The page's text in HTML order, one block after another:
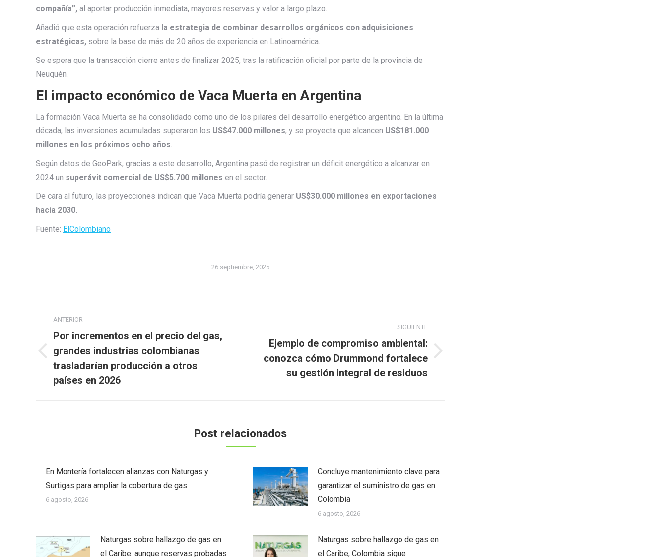
compañía”, al aportar producción inmediata, mayores reservas y valor a largo plazo.
Añadió que esta operación refuerza la estrategia de combinar desarrollos orgánicos con adquisiciones
estratégicas, sobre la base de más de 20 años de experiencia en Latinoamérica.
Se espera que la transacción cierre antes de finalizar 2025, tras la ratificación oficial por parte de la provincia de
Neuquén.
El impacto económico de Vaca Muerta en Argentina
La formación Vaca Muerta se ha consolidado como uno de los pilares del desarrollo energético argentino. En la última
década, las inversiones acumuladas superaron los US$47.000 millones, y se proyecta que alcancen US$181.000
millones en los próximos ocho años
Según datos de GeoPark, gracias a este desarrollo, Argentina pasó de registrar un déficit energético a alcanzar en
2024 un superávit comercial de US$5.700 millones en el sector.
De cara al futuro, las proyecciones indican que Vaca Muerta podría generar US$30.000 millones en exportaciones
hacia 2030.
Fuente: ElColombiano
26 septiembre, 2025
entre
publicaciones
ANTERIOR
Publicación
anterior:
Por incrementos en el precio del gas,
grandes industrias colombianas
trasladarían producción a otros
países en 2026
SIGUIENTE
Publicación
siguiente:
Ejemplo de compromiso ambiental:
conozca cómo Drummond fortalece
su gestión integral de residuos
Post relacionados
En Montería fortalecen alianzas con Naturgas y
Surtigas para ampliar la cobertura de gas
6 agosto, 2026
Concluye mantenimiento clave para
garantizar el suministro de gas en
Colombia
6 agosto, 2026
Naturgas sobre hallazgo de gas en
el Caribe: aunque reservas probadas
Naturgas sobre hallazgo de gas en
el Caribe, Colombia sigue